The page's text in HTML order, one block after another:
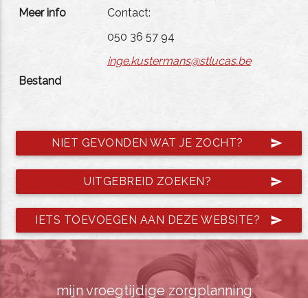
Meer info
Contact:
050 36 57 94
inge.kustermans@stlucas.be
Bestand
NIET GEVONDEN WAT JE ZOCHT? send
UITGEBREID ZOEKEN? send
IETS TOEVOEGEN AAN DEZE WEBSITE? send
mijn vroegtijdige zorgplanning